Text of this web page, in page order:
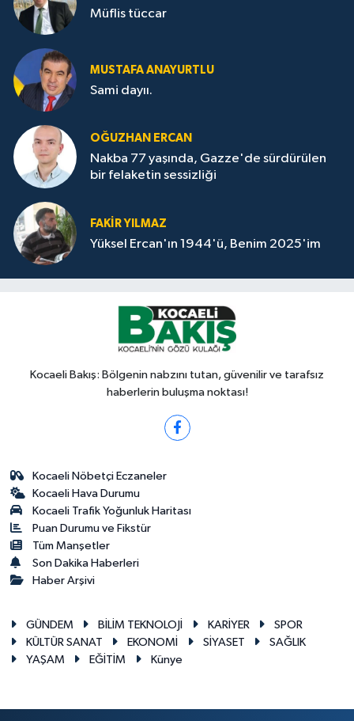
Müflis tüccar
MUSTAFA ANAYURTLU
Sami dayıı.
OĞUZHAN ERCAN
Nakba 77 yaşında, Gazze'de sürdürülen
bir felaketin sessizliği
FAKİR YILMAZ
Yüksel Ercan'ın 1944'ü, Benim 2025'im
Kocaeli Bakış: Bölgenin nabzını tutan, güvenilir ve tarafsız
haberlerin buluşma noktası!
Kocaeli Nöbetçi Eczaneler
Kocaeli Hava Durumu
Kocaeli Trafik Yoğunluk Haritası
Puan Durumu ve Fikstür
Tüm Manşetler
Son Dakika Haberleri
Haber Arşivi
GÜNDEM BİLİM TEKNOLOJİ KARİYER
SPOR
KÜLTÜR SANAT
EKONOMİ SİYASET
SAĞLIK
YAŞAM
EĞİTİM Künye